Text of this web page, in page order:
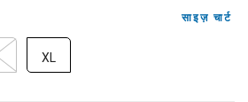
साइज़ चार्ट
XL